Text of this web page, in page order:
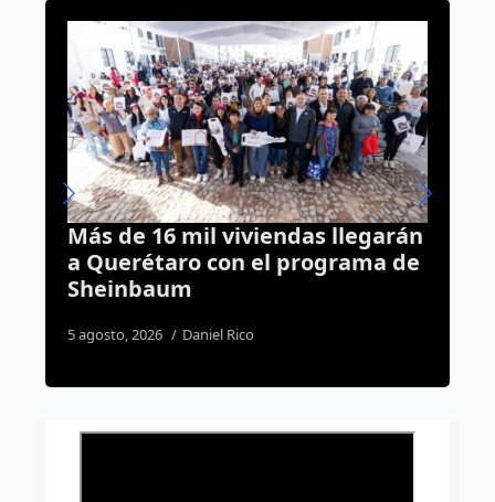
llegarán
de
Avanzan obras de drenaje
Santa María Magdalena;